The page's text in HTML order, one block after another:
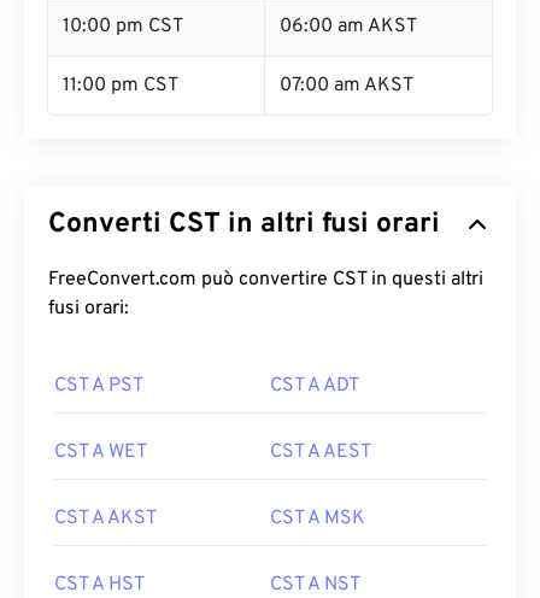
10:00 pm CST 06:00 am AKST
11:00 pm CST 07:00 am AKST
Converti CST in altri fusi orari
FreeConvert.com può convertire CST in questi altri
fusi orari:
CST A PST CST A ADT
CST A WET CST A AEST
CST A AKST CST A MSK
CST A HST CST A NST